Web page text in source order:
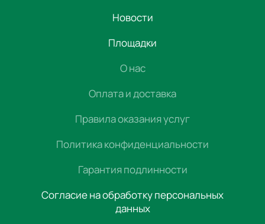
Новости
Площадки
О нас
Оплата и доставка
Правила оказания услуг
Политика конфиденциальности
Гарантия подлинности
Согласие на обработку персональных
данных